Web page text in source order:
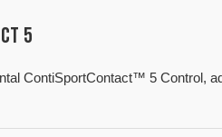
5
ContiSportContact™ 5 Control,